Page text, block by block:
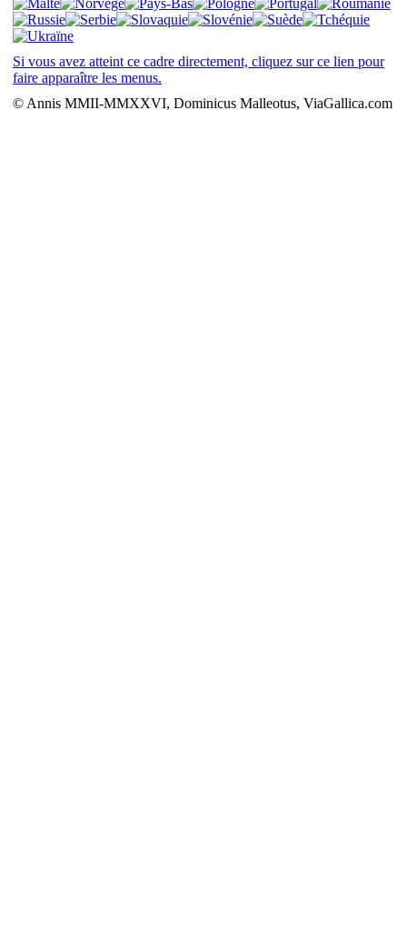
Si vous avez atteint ce cadre directement, cliquez sur ce lien pour
faire apparaître les menus.
© Annis MMII-MMXXVI, Dominicus Malleotus, ViaGallica.com